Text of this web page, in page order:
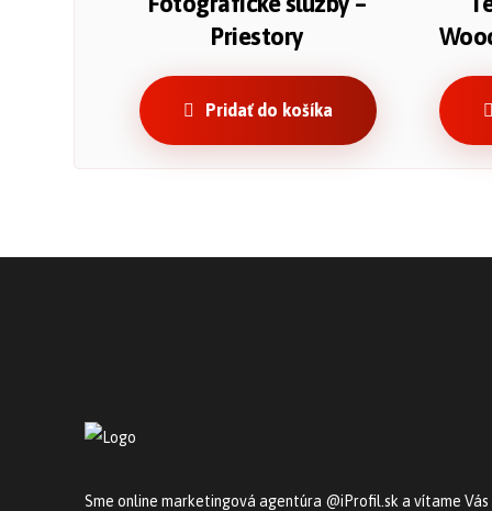
Priestory
Pridať do košíka
Sme online marketingová agentúra @iProfil.sk a vítame